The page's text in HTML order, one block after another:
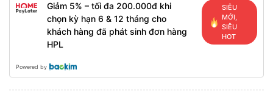
Giảm 5% – tối đa 200.000đ khi
chọn kỳ hạn 6 & 12 tháng cho
khách hàng đã phát sinh đơn hàng
HPL
SIÊU
MỚI,
SIÊU
HOT
Powered by